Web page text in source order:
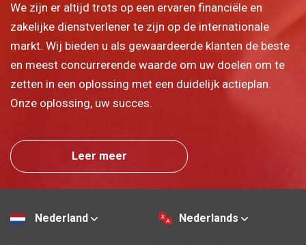
We zijn er altijd trots op een ervaren financiële en
zakelijke dienstverlener te zijn op de internationale
markt. Wij bieden u als gewaardeerde klanten de beste
en meest concurrerende waarde om uw doelen om te
zetten in een oplossing met een duidelijk actieplan.
Onze oplossing, uw succes.
Leer meer
Nederland Nederlands